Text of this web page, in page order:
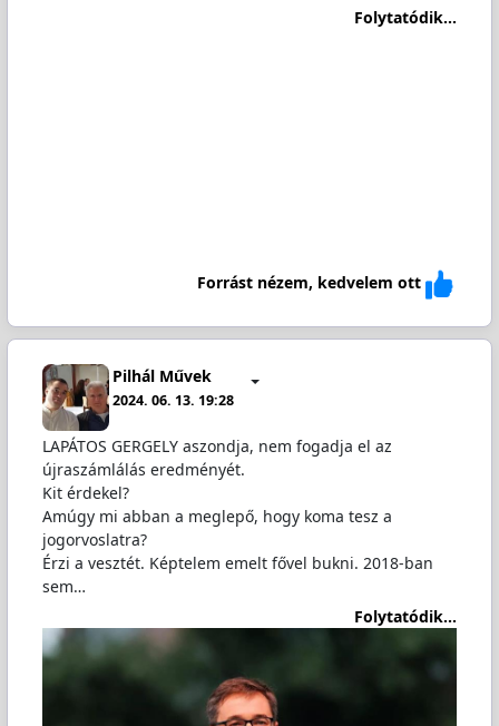
Folytatódik...
Forrást nézem, kedvelem ott
Pilhál Művek
2024. 06. 13. 19:28
LAPÁTOS GERGELY aszondja, nem fogadja el az
újraszámlálás eredményét.
Kit érdekel?
Amúgy mi abban a meglepő, hogy koma tesz a
jogorvoslatra?
Érzi a vesztét. Képtelem emelt fővel bukni. 2018-ban
sem…
Folytatódik...